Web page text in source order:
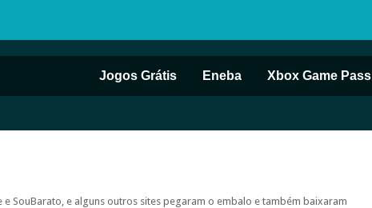
Jogos Grátis Eneba Xbox Game Pass
SouBarato, e alguns outros sites pegaram o embalo e também baixaram